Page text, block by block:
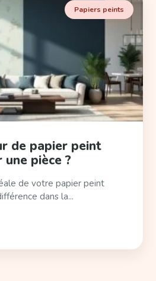
Papiers peints
de papier peint
pièce ?
de votre papier peint
dans la...